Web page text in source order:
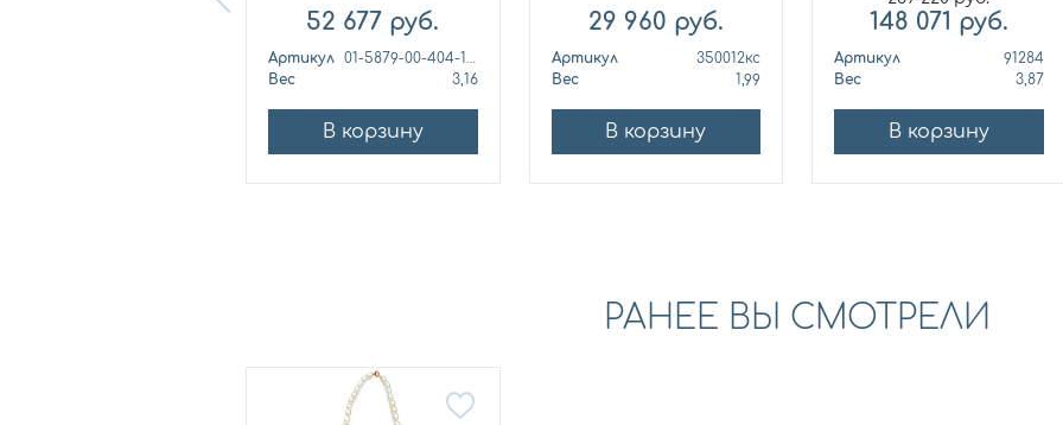
52 677 руб.
Артикул
01-5879-00-404-1110
Вес
3,16
В корзину
29 960 руб.
Артикул
350012кс
Вес
1,99
В корзину
148 071 руб.
Артикул
91284
Вес
3,87
В корзину
РАНЕЕ ВЫ СМОТРЕЛИ